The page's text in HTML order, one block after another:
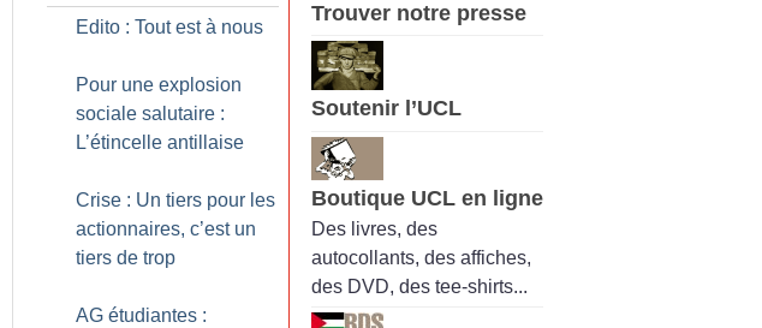
Edito : Tout est à nous
Pour une explosion
sociale salutaire :
L’étincelle antillaise
Crise : Un tiers pour les
actionnaires, c’est un
tiers de trop
AG étudiantes :
Trouver notre presse
Soutenir l’UCL
Boutique UCL en ligne
Des livres, des
autocollants, des affiches,
des DVD, des tee-shirts...